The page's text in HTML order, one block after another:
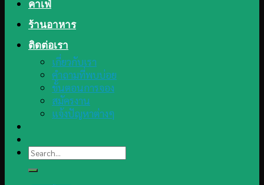
คาเฟ่
ร้านอาหาร
ติดต่อเรา
เกี่ยวกับเรา
คำถามที่พบบ่อย
ขั้นตอนการจอง
สมัครงาน
แจ้งปัญหาต่างๆ
Search